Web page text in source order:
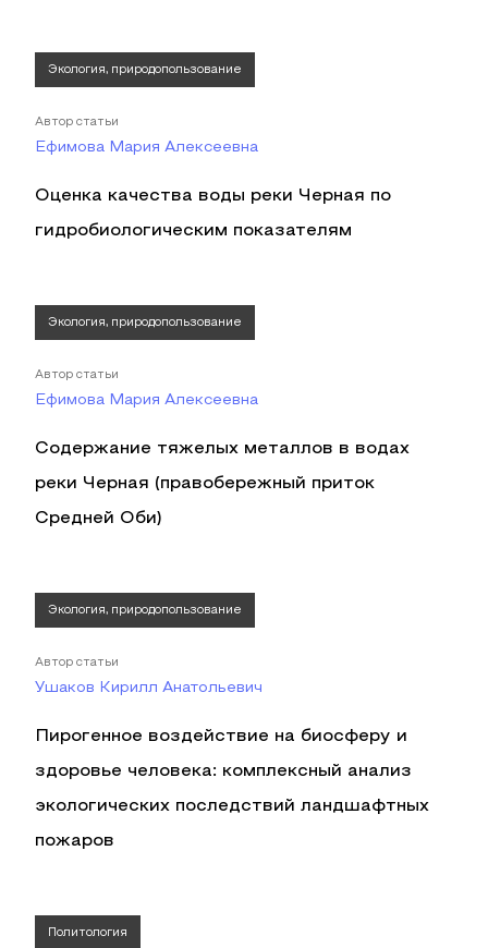
Экология, природопользование
Автор статьи
Ефимова Мария Алексеевна
Оценка качества воды реки Черная по
гидробиологическим показателям
Экология, природопользование
Автор статьи
Ефимова Мария Алексеевна
Содержание тяжелых металлов в водах
реки Черная (правобережный приток
Средней Оби)
Экология, природопользование
Автор статьи
Ушаков Кирилл Анатольевич
Пирогенное воздействие на биосферу и
здоровье человека: комплексный анализ
экологических последствий ландшафтных
пожаров
Политология